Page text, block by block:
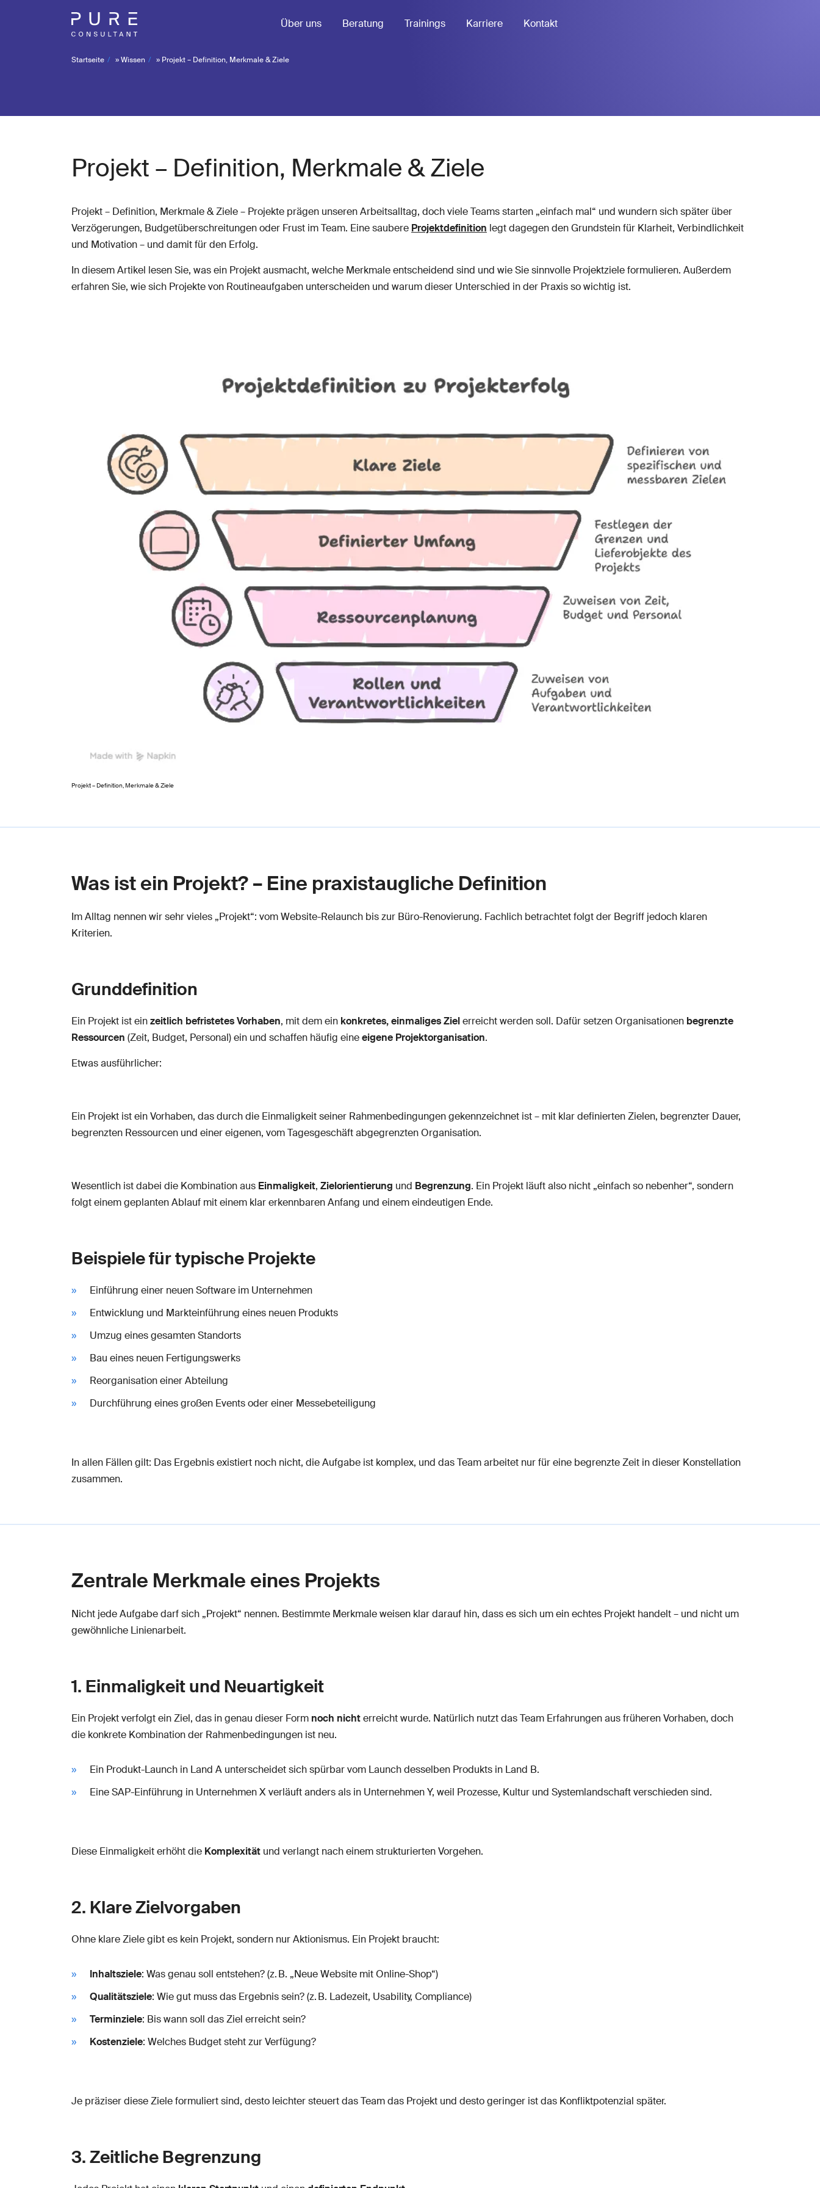
Über uns Beratung Trainings Karriere Kontakt
Startseite »Wissen » Projekt – Definition, Merkmale & Ziele
Projekt – Definition, Merkmale & Ziele
Projekt – Definition, Merkmale & Ziele – Projekte prägen unseren Arbeitsalltag, doch viele Teams starten „einfach mal“ und wundern sich später über
Verzögerungen, Budgetüberschreitungen oder Frust im Team. Eine saubere Projektdefinition legt dagegen den Grundstein für Klarheit, Verbindlichkeit
und Motivation – und damit für den Erfolg.
In diesem Artikel lesen Sie, was ein Projekt ausmacht, welche Merkmale entscheidend sind und wie Sie sinnvolle Projektziele formulieren. Außerdem
erfahren Sie, wie sich Projekte von Routineaufgaben unterscheiden und warum dieser Unterschied in der Praxis so wichtig ist.
Projekt – Definition, Merkmale & Ziele
Was ist ein Projekt? – Eine praxistaugliche Definition
Im Alltag nennen wir sehr vieles „Projekt“: vom Website-Relaunch bis zur Büro-Renovierung. Fachlich betrachtet folgt der Begriff jedoch klaren
Kriterien.
Grunddefinition
Ein Projekt ist einzeitlich befristetes Vorhaben, mit dem ein konkretes, einmaliges Zielerreicht werden soll. Dafür setzen Organisationen begrenzte
Ressourcen (Zeit, Budget, Personal) ein und schaffen häufig eineeigene Projektorganisation.
Etwas ausführlicher:
Ein Projekt ist ein Vorhaben, das durch die Einmaligkeit seiner Rahmenbedingungen gekennzeichnet ist – mit klar definierten Zielen, begrenzter Dauer,
begrenzten Ressourcen und einer eigenen, vom Tagesgeschäft abgegrenzten Organisation.
Wesentlich ist dabei die Kombination aus Einmaligkeit, Zielorientierung und Begrenzung. Ein Projekt läuft also nicht „einfach so nebenher“, sondern
folgt einem geplanten Ablauf mit einem klar erkennbaren Anfang und einem eindeutigen Ende.
Beispiele für typische Projekte
Einführung einer neuen Software im Unternehmen
Entwicklung und Markteinführung eines neuen Produkts
Umzug eines gesamten Standorts
Bau eines neuen Fertigungswerks
Reorganisation einer Abteilung
Durchführung eines großen Events oder einer Messebeteiligung
In allen Fällen gilt: Das Ergebnis existiert noch nicht, die Aufgabe ist komplex, und das Team arbeitet nur für eine begrenzte Zeit in dieser Konstellation
zusammen.
Zentrale Merkmale eines Projekts
Nicht jede Aufgabe darf sich „Projekt“ nennen. Bestimmte Merkmale weisen klar darauf hin, dass es sich um ein echtes Projekt handelt – und nicht um
gewöhnliche Linienarbeit.
1. Einmaligkeit und Neuartigkeit
Ein Projekt verfolgt ein Ziel, das in genau dieser Form noch nichterreicht wurde. Natürlich nutzt das Team Erfahrungen aus früheren Vorhaben, doch
die konkrete Kombination der Rahmenbedingungen ist neu.
Ein Produkt-Launch in Land A unterscheidet sich spürbar vom Launch desselben Produkts in Land B.
Eine SAP-Einführung in Unternehmen X verläuft anders als in Unternehmen Y, weil Prozesse, Kultur und Systemlandschaft verschieden sind.
Diese Einmaligkeit erhöht die Komplexität und verlangt nach einem strukturierten Vorgehen.
2. Klare Zielvorgaben
Ohne klare Ziele gibt es kein Projekt, sondern nur Aktionismus. Ein Projekt braucht:
Inhaltsziele: Was genau soll entstehen? (z. B. „Neue Website mit Online-Shop“)
Qualitätsziele: Wie gut muss das Ergebnis sein? (z. B. Ladezeit, Usability, Compliance)
Terminziele: Bis wann soll das Ziel erreicht sein?
Kostenziele: Welches Budget steht zur Verfügung?
Je präziser diese Ziele formuliert sind, desto leichter steuert das Team das Projekt und desto geringer ist das Konfliktpotenzial später.
3. Zeitliche Begrenzung